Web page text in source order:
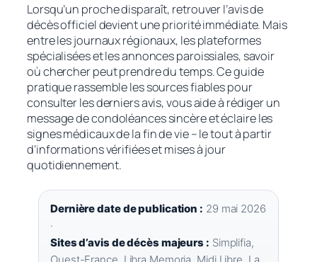
Lorsqu’un proche disparaît, retrouver l’avis de
décès officiel devient une priorité immédiate. Mais
entre les journaux régionaux, les plateformes
spécialisées et les annonces paroissiales, savoir
où chercher peut prendre du temps. Ce guide
pratique rassemble les sources fiables pour
consulter les derniers avis, vous aide à rédiger un
message de condoléances sincère et éclaire les
signes médicaux de la fin de vie – le tout à partir
d’informations vérifiées et mises à jour
quotidiennement.
Dernière date de publication : 29 mai 2026
·
Sites d’avis de décès majeurs : Simplifia,
Ouest-France, Libra Memoria, Midi Libre, La